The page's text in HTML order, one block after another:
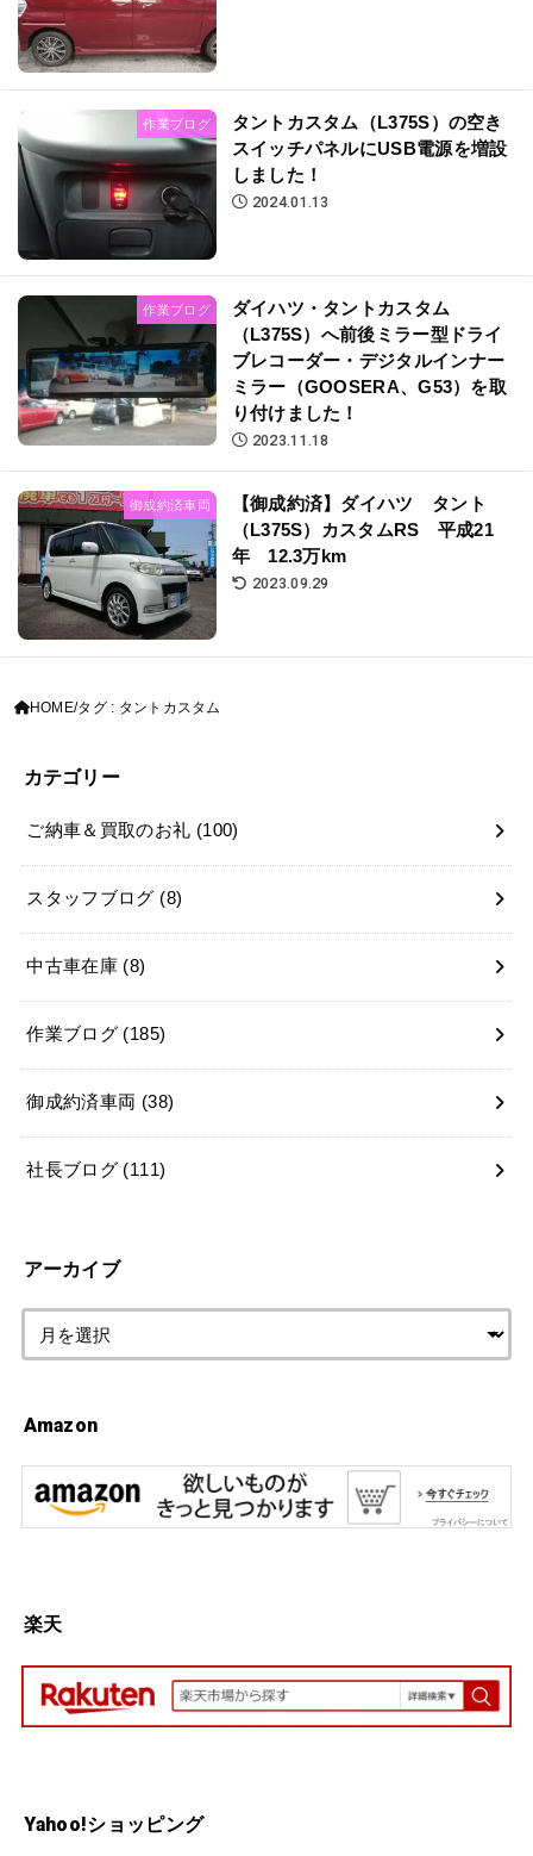
作業ブログ
タントカスタム（L375S）の空き
スイッチパネルにUSB電源を増設
しました！
2024.01.13
作業ブログ
ダイハツ・タントカスタム
（L375S）へ前後ミラー型ドライ
ブレコーダー・デジタルインナー
ミラー（GOOSERA、G53）を取
り付けました！
2023.11.18
御成約済車両
【御成約済】ダイハツ タント
（L375S）カスタムRS 平成21
年 12.3万km
2023.09.29
HOME タグ : タントカスタム
カテゴリー
ご納車＆買取のお礼 (100)
スタッフブログ (8)
中古車在庫 (8)
作業ブログ (185)
御成約済車両 (38)
社長ブログ (111)
アーカイブ
Amazon
楽天
Yahoo!ショッピング